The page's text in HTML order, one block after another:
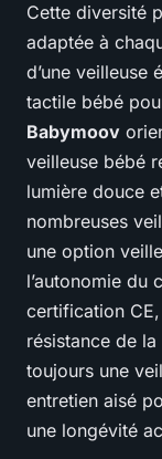
Cette diversité
adaptée à
d’une veilleuse
tactile bébé
Babymoov
veilleuse bébé
lumière douce
nombreuses
une option
l’autonomie du
certification
résistance de
toujours une
entretien aisé
une longévité